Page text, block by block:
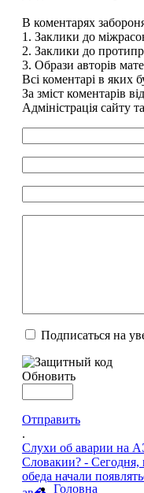
В коментарях
1. Заклики до
2. Заклики до
3. Образи авторів
Всі коментарі в яких
За зміст коментарів
Адміністрація сайту
Подписаться на
Обновить
Отправить
.
Слухи об аварии на
Словакии? - Сегодня,
обеда начали
Головна